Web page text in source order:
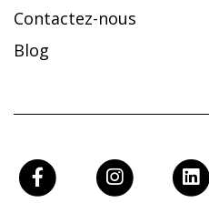
Contactez-nous
Blog